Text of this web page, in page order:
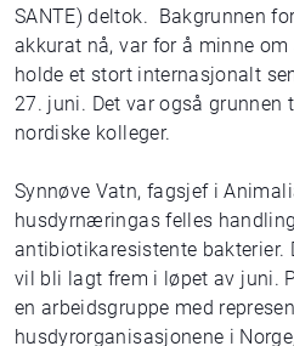
SANTE) deltok. Bakgrunnen
akkurat nå, var for å minne
holde et stort internasjonalt
27. juni. Det var også
nordiske kolleger.
Synnøve Vatn, fagsjef i
husdyrnæringas felles
antibiotikaresistente bakterier.
vil bli lagt frem i løpet av juni.
en arbeidsgruppe med
husdyrorganisasjonene i